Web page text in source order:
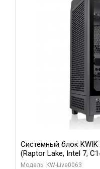
Системный блок KWIK
(Raptor Lake, Intel 7,
RTX5080 VENTUS 3X
Модель: KW-Live0063